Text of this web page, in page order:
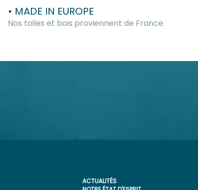
• MADE IN EUROPE
Nos toiles et bois proviennent de France
ACTUALITÉS